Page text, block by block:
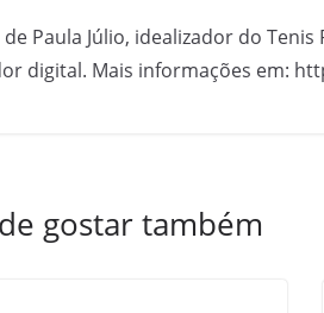
Paula Júlio, idealizador do
digital. Mais informações em:
gostar também